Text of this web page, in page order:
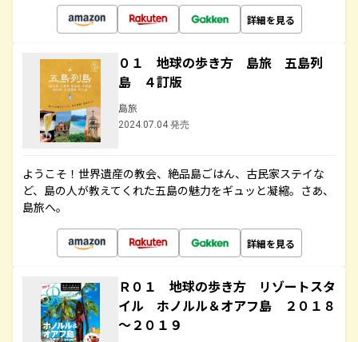
詳細を見る
０１ 地球の歩き方 島旅 五島列
島 ４訂版
島旅
2024.07.04 発売
ようこそ！世界遺産の教会、絶品島ごはん、古民家ステイな
ど、島の人が教えてくれた五島の魅力をギュッと凝縮。さあ、
島旅へ。
詳細を見る
Ｒ０１ 地球の歩き方 リゾートスタ
イル ホノルル＆オアフ島 ２０１８
～２０１９